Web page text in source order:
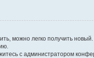
можно легко получить
с администратором